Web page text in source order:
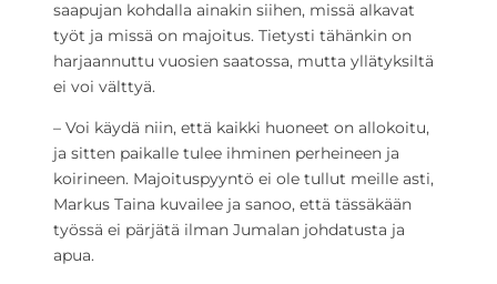
saapujan kohdalla ainakin siihen, missä alkavat
työt ja missä on majoitus. Tietysti tähänkin on
harjaannuttu vuosien saatossa, mutta yllätyksiltä
ei voi välttyä.
– Voi käydä niin, että kaikki huoneet on allokoitu,
ja sitten paikalle tulee ihminen perheineen ja
koirineen. Majoituspyyntö ei ole tullut meille asti,
Markus Taina kuvailee ja sanoo, että tässäkään
työssä ei pärjätä ilman Jumalan johdatusta ja
apua.